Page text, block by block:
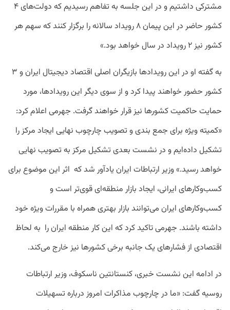
مشترکی داشتیم و در این جلسه به تفاهم رسیدیم که دولت‌های ۴
کشور حاضر در این پیمان ۸ رویداد سالانه را برگزار کنند که سهم هر
کشور نیز ۲ رویداد در سال خواهد بود.»
به گفته او در این رویدادها بازیگران اصلی اقتصاد دیجیتال ایران و ۳
کشور حضور خواهند پیدا کرد و از سوی دیگر این رویدادها، مورد
حمایت حاکمیت کشورها نیز قرار خواهند گرفت. جهرمی اعلام کرد:‌
«کمیته‌ ویژه برای جمع ‌بندی و تصویب چارچوب نهایی ایجاد مرکز را
تشکیل داده‌ایم و در نشست بعدی تشکیل مرکز به تصویب نهایی
خواهد رسید.» وزیر ارتباطات ایران یادآور شد که اثر این موضوع برای
کسب‌وکارهای ایرانی، ایجاد بازار منطقه‌ای قوی‌تر است و
کسب‌وکارهای ایران می‌توانند بازار بهتری همراه با مقررات ویژه خود
داشته باشند. جهرمی تاکید کرد که این کار منطقه ایران را به لحاظ
اقتصادی از فشارهای یک جانبه برخی کشورها نیز خارج می‌کند.
در ادامه این نشست خبری، کنستانتین ناسکوف، وزیر ارتباطات
روسیه گفت:‌ «ما در چارچوب مذاکرات امروز درباره تسهیلات